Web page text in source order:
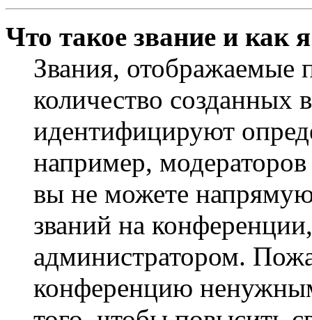
Что такое звание и как
Звания,
количество
идентифицируют
например,
вы не можете
званий на
администратором.
конференцию